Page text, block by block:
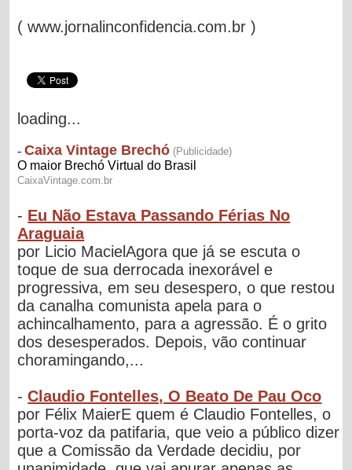
( www.jornalinconfidencia.com.br )
loading...
- Eu Não Estava Passando Férias No
Araguaia
por Licio MacielAgora que já se escuta o
toque de sua derrocada inexorável e
progressiva, em seu desespero, o que restou
da canalha comunista apela para o
achincalhamento, para a agressão. É o grito
dos desesperados. Depois, vão continuar
choramingando,...
-Claudio Fontelles, O Beato De Pau Oco
por Félix MaierE quem é Claudio Fontelles, o
porta-voz da patifaria, que veio a público dizer
que a Comissão da Verdade decidiu, por